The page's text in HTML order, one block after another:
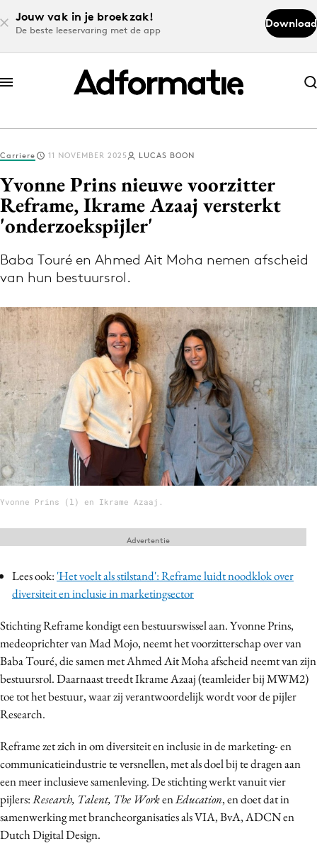
Jouw vak in je broekzak!
De beste leeservaring met de app
Download
Abonneer nu
Abonneer nu
Log in
Download de app
Volg het laatste nieuws via de Adformatie
Nieuws app
Menu
Home
9 sept: GenAI-training
12 nov: MarketingLive!
Adverteren
Events
Opleidingen
Vacatures
Partners
Topics
Artificial Intelligence
Bureaus
Campagnes
Carriere
Contentmarketing
Customer Experience
Data & Insights
Design
Digital transformation
Diversiteit
Carriere 11 NOVEMBER 2025 LUCAS BOON
Yvonne Prins nieuwe voorzitter
Reframe, Ikrame Azaaj versterkt
'onderzoekspijler'
Baba Touré en Ahmed Ait Moha nemen afscheid
van hun bestuursrol.
Yvonne Prins (l) en Ikrame Azaaj.
Lees ook: 'Het voelt als stilstand': Reframe luidt noodklok over
diversiteit en inclusie in marketingsector
Stichting Reframe kondigt een bestuurswissel aan. Yvonne Prins,
medeoprichter van Mad Mojo, neemt het voorzitterschap over van
Baba Touré, die samen met Ahmed Ait Moha afscheid neemt van zijn
bestuursrol. Daarnaast treedt Ikrame Azaaj (teamleider bij MWM2)
toe tot het bestuur, waar zij verantwoordelijk wordt voor de pijler
Research.
Reframe zet zich in om diversiteit en inclusie in de marketing- en
communicatieindustrie te versnellen, met als doel bij te dragen aan
een meer inclusieve samenleving. De stichting werkt vanuit vier
pijlers:Research, Talent, The WorkenEducation, en doet dat in
samenwerking met brancheorganisaties als VIA, BvA, ADCN en
Dutch Digital Design.
Advertentie